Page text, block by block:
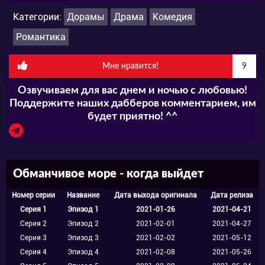
Молодые люди счастливы и проводят много
времени вместе, постепенно начиная
привязываться друг к другу. Между ними
зарождается симпатия, и теперь, каждый из
них чувствует себя абсолютно счастливым.
скоро в жизни влюбленных появляется
девушка. Ничего не предвещало беды, как
остров посещает простая туристка. По воле
судьбы женщина, увидев потерявшего
память мужчину признаёт в нем мужа. Она
Категории: Дорамы Драма
Комедия
Романтика
Мне нравится! 9
Озвучиваем для вас днем и ночью с любовью!
Поддержите наших дабберов комментарием, им
будет приятно! ^^
Обманчивое море - когда выйдет
Номер серии Название Дата выхода оригинала
Дата релиза
Серия 1
Эпизод 1 2021-01-26
2021-04-21
Серия 2
Эпизод 2 2021-02-01
2021-04-27
Серия 3
Эпизод 3 2021-02-02
2021-05-12
Серия 4
Эпизод 4 2021-02-08
2021-05-26